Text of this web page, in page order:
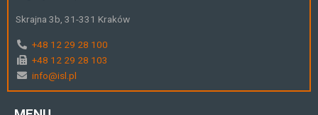
Skrajna 3b, 31-331 Kraków
+48 12 29 28 100
+48 12 29 28 103
info@isl.pl